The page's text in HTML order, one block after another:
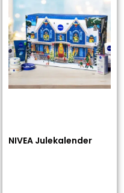
NIVEA Julekalender